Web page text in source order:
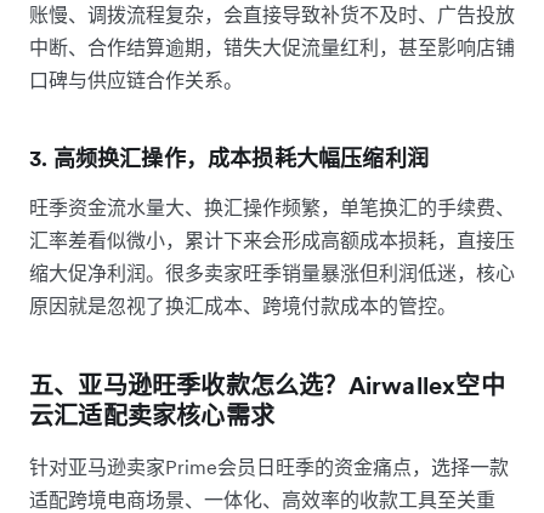
账慢、调拨流程复杂，会直接导致补货不及时、广告投放
中断、合作结算逾期，错失大促流量红利，甚至影响店铺
口碑与供应链合作关系。
3. 高频换汇操作，成本损耗大幅压缩利润
旺季资金流水量大、换汇操作频繁，单笔换汇的手续费、
汇率差看似微小，累计下来会形成高额成本损耗，直接压
缩大促净利润。很多卖家旺季销量暴涨但利润低迷，核心
原因就是忽视了换汇成本、跨境付款成本的管控。
五、亚马逊旺季收款怎么选？Airwallex空中
云汇适配卖家核心需求
针对亚马逊卖家Prime会员日旺季的资金痛点，选择一款
适配跨境电商场景、一体化、高效率的收款工具至关重